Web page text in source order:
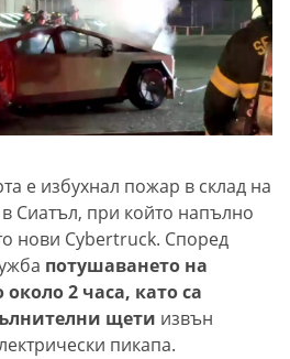
е избухнал пожар в склад на
в Сиатъл, при който напълно
нови Cybertruck. Според
потушаването на
2 часа, като са
щети извън
пикапа.